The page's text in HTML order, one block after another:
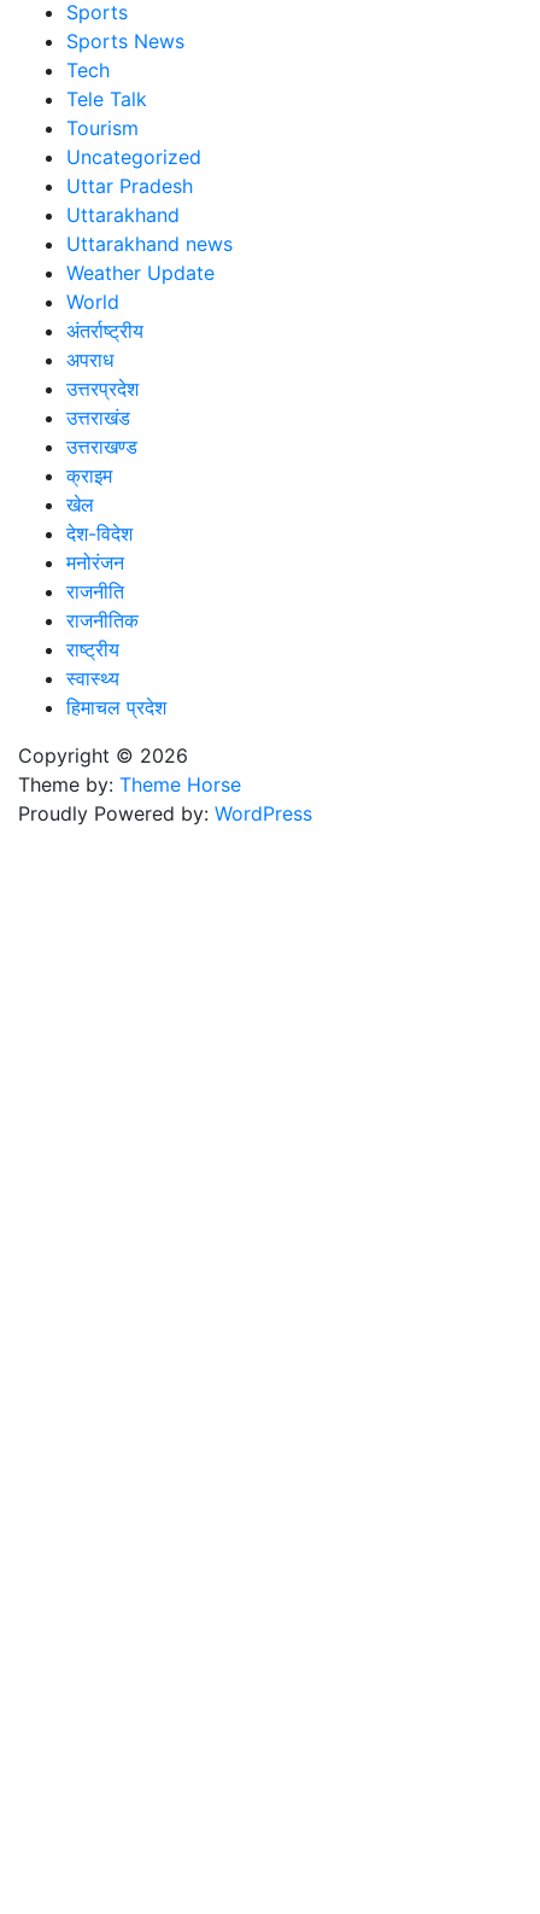
Sports
Sports News
Tech
Tele Talk
Tourism
Uncategorized
Uttar Pradesh
Uttarakhand
Uttarakhand news
Weather Update
World
अंतर्राष्ट्रीय
अपराध
उत्तरप्रदेश
उत्तराखंड
उत्तराखण्ड
क्राइम
खेल
देश-विदेश
मनोरंजन
राजनीति
राजनीतिक
राष्ट्रीय
स्वास्थ्य
हिमाचल प्रदेश
Copyright © 2026
Theme by: Theme Horse
Proudly Powered by: WordPress